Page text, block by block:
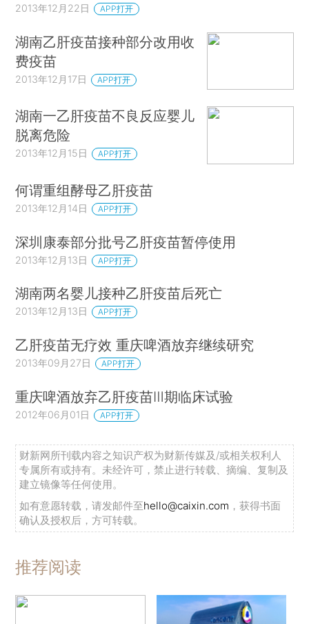
2013年12月22日 APP打开
湖南乙肝疫苗接种部分改用收
费疫苗
2013年12月17日 APP打开
湖南一乙肝疫苗不良反应婴儿
脱离危险
2013年12月15日 APP打开
何谓重组酵母乙肝疫苗
2013年12月14日 APP打开
深圳康泰部分批号乙肝疫苗暂停使用
2013年12月13日 APP打开
湖南两名婴儿接种乙肝疫苗后死亡
2013年12月13日 APP打开
乙肝疫苗无疗效 重庆啤酒放弃继续研究
2013年09月27日 APP打开
重庆啤酒放弃乙肝疫苗Ⅲ期临床试验
2012年06月01日 APP打开
财新网所刊载内容之知识产权为财新传媒及/或相关权利人
专属所有或持有。未经许可，禁止进行转载、摘编、复制及
建立镜像等任何使用。
如有意愿转载，请发邮件至hello@caixin.com ，获得书面
确认及授权后，方可转载。
推荐阅读